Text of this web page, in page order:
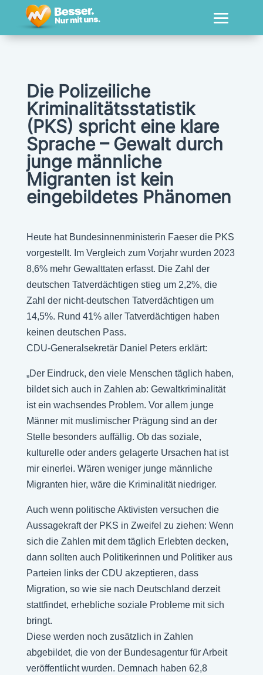
Die Polizeiliche
Kriminalitätsstatistik
(PKS) spricht eine klare
Sprache – Gewalt durch
junge männliche
Migranten ist kein
eingebildetes Phänomen
Heute hat Bundesinnenministerin Faeser die PKS
vorgestellt. Im Vergleich zum Vorjahr wurden 2023
8,6% mehr Gewalttaten erfasst. Die Zahl der
deutschen Tatverdächtigen stieg um 2,2%, die
Zahl der nicht-deutschen Tatverdächtigen um
14,5%. Rund 41% aller Tatverdächtigen haben
keinen deutschen Pass.
CDU-Generalsekretär Daniel Peters erklärt:
„Der Eindruck, den viele Menschen täglich haben,
bildet sich auch in Zahlen ab: Gewaltkriminalität
ist ein wachsendes Problem. Vor allem junge
Männer mit muslimischer Prägung sind an der
Stelle besonders auffällig. Ob das soziale,
kulturelle oder anders gelagerte Ursachen hat ist
mir einerlei. Wären weniger junge männliche
Migranten hier, wäre die Kriminalität niedriger.
Auch wenn politische Aktivisten versuchen die
Aussagekraft der PKS in Zweifel zu ziehen: Wenn
sich die Zahlen mit dem täglich Erlebten decken,
dann sollten auch Politikerinnen und Politiker aus
Parteien links der CDU akzeptieren, dass
Migration, so wie sie nach Deutschland derzeit
stattfindet, erhebliche soziale Probleme mit sich
bringt.
Diese werden noch zusätzlich in Zahlen
abgebildet, die von der Bundesagentur für Arbeit
veröffentlicht wurden. Demnach haben 62,8